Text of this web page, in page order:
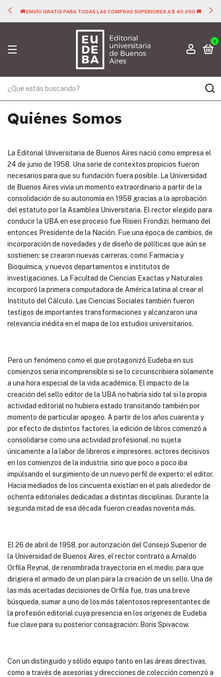
🚚 ENVÍO GRATIS PARA TODAS LAS COMPRAS SUPERIORES A $ 40.000 🚚
0
Quiénes Somos
La Editorial Universitaria de Buenos Aires nació como empresa el
24 de junio de 1958. Una serie de contextos propicios fueron
necesarios para que su fundación fuera posible. La Universidad
de Buenos Aires vivía un momento extraordinario a partir de la
consolidación de su autonomía en 1958 gracias a la aprobación
del estatuto por la Asamblea Universitaria. El rector elegido para
conducir la UBA en ese proceso fue Risieri Frondizi, hermano del
entonces Presidente de la Nación. Fue una época de cambios, de
incorporación de novedades y de diseño de políticas que aún se
sostienen: se crearon nuevas carreras, como Farmacia y
Bioquímica, y nuevos departamentos e institutos de
investigaciones. La Facultad de Ciencias Exactas y Naturales
incorporó la primera computadora de América latina al crear el
Instituto del Cálculo. Las Ciencias Sociales también fueron
testigos de importantes transformaciones y alcanzaron una
relevancia inédita en el mapa de los estudios universitarios.
Pero un fenómeno como el que protagonizó Eudeba en sus
comienzos sería incomprensible si se lo circunscribiera solamente
a una hora especial de la vida académica. El impacto de la
creación del sello editor de la UBA no habría sido tal si la propia
actividad editorial no hubiera estado transitando también por
momento de particular apogeo. A partir de los años cuarenta y
por efecto de distintos factores, la edición de libros comenzó a
consolidarse como una actividad profesional, no sujeta
únicamente a la labor de libreros e impresores, actores decisivos
en los comienzos de la industria, sino que poco a poco iba
impulsando el surgimiento de un nuevo perfil de experto: el editor.
Hacia mediados de los cincuenta existían en el país alrededor de
ochenta editoriales dedicadas a distintas disciplinas. Durante la
segunda mitad de esa década fueron creadas noventa más.
El 26 de abril de 1958, por autorización del Consejo Superior de
la Universidad de Buenos Aires, el rector contrató a Arnaldo
Orfila Reynal, de renombrada trayectoria en el medio, para que
dirigiera el armado de un plan para la creación de un sello. Una de
las más acertadas decisiones de Orfila fue, tras una breve
búsqueda, sumar a uno de los más talentosos representantes de
la profesión editorial cuya presencia en los orígenes de Eudeba
fue clave para su posterior consagración: Boris Spivacow.
Con un distinguido y sólido equipo tanto en las áreas directivas,
como a través de asesorías y direcciones de colección comenzó a